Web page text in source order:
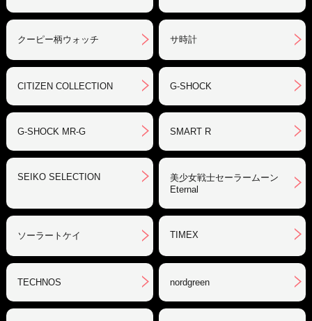
クーピー柄ウォッチ サ時計
CITIZEN COLLECTION G-SHOCK
G-SHOCK MR-G SMART R
SEIKO SELECTION
美少女戦士セーラームーン
Eternal
ソーラートケイ TIMEX
TECHNOS nordgreen